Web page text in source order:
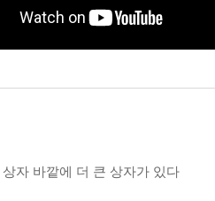
자 바깥에 더 큰 상자가 있다